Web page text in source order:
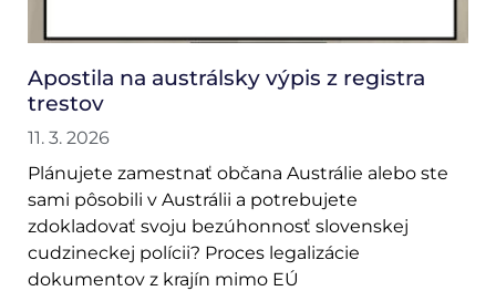
Apostila na austrálsky výpis z registra
trestov
11. 3. 2026
Plánujete zamestnať občana Austrálie alebo ste
sami pôsobili v Austrálii a potrebujete
zdokladovať svoju bezúhonnosť slovenskej
cudzineckej polícii? Proces legalizácie
dokumentov z krajín mimo EÚ